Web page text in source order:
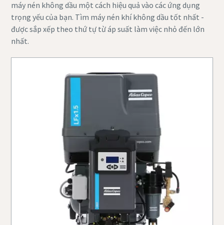
máy nén không dầu một cách hiệu quả vào các ứng dụng
trọng yếu của bạn. Tìm máy nén khí không dầu tốt nhất -
được sắp xếp theo thứ tự từ áp suất làm việc nhỏ đến lớn
nhất.